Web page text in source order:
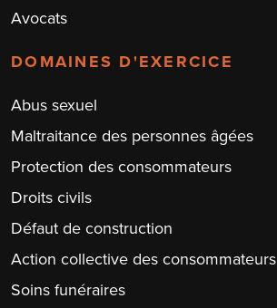
Avocats
DOMAINES D'EXERCICE
Abus sexuel
Maltraitance des personnes âgées
Protection des consommateurs
Droits civils
Défaut de construction
Action collective des consommateurs
Soins funéraires